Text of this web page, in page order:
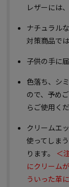
レザーには
ナチュラル
対策商品で
子供の手に
色落ち、シ
ので、予め
らご使用くだ
クリームエ
使ってしま
ります。
＜
にクリーム
ういった革